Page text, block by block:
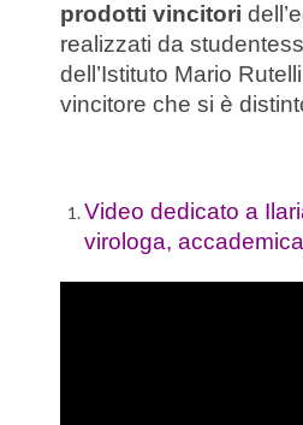
prodotti vincitori
realizzati da
dell’Istituto Mario
vincitore che si è
Video dedicato a
virologa,